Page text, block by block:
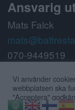
Ansvarig
Mats Falck
070-9449519
Följ oss
Vi använder
webbplatsen ska
"Acceptera"